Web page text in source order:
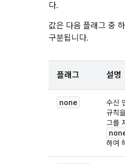
다.
값은 다음 플래그 중
구분됩니다.
플래그 설명
none
수신
규칙
그를
하여